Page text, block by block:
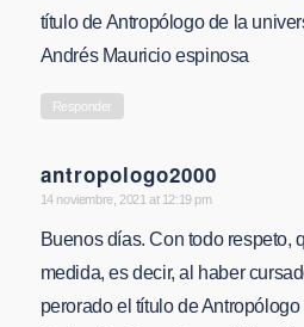
título de Antropólogo de la
Andrés Mauricio espinosa
Responder
antropologo2000
says:
14 noviembre, 2021 at 12:19 pm
Buenos días. Con todo respeto,
medida, es decir, al haber
perorado el título de